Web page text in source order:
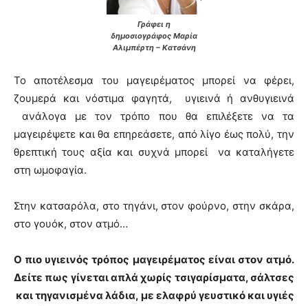
Γράφει η
δημοσιογράφος Μαρία
Αλιμπέρτη – Κατσάνη
Το αποτέλεσμα του μαγειρέματος μπορεί να φέρει,
ζουμερά και νόστιμα φαγητά, υγιεινά ή ανθυγιεινά
ανάλογα με τον τρόπο που θα επιλέξετε να τα
μαγειρέψετε και θα επηρεάσετε, από λίγο έως πολύ, την
θρεπτική τους αξία και συχνά μπορεί να καταλήγετε
στη ωμοφαγία.
Στην κατσαρόλα, στο τηγάνι, στον φούρνο, στην σκάρα,
στο γουόκ, στον ατμό…
Ο πιο υγιεινός τρόπος μαγειρέματος είναι στον ατμό.
Δείτε πως γίνεται απλά χωρίς τσιγαρίσματα, σάλτσες
και τηγανισμένα λάδια, με ελαφρύ γευστικό και υγιές